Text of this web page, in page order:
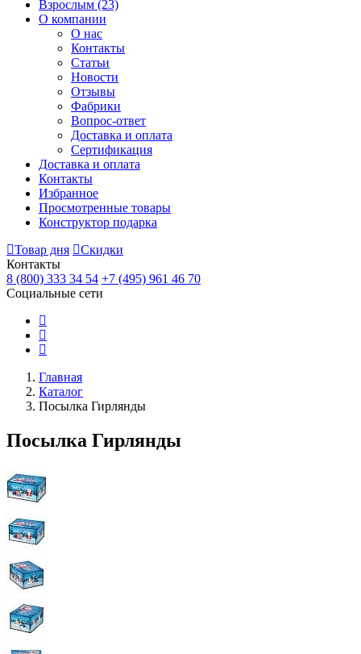
Взрослым (23)
О компании
О нас
Контакты
Статьи
Новости
Отзывы
Фабрики
Вопрос-ответ
Доставка и оплата
Сертификация
Доставка и оплата
Контакты
Избранное
Просмотренные товары
Конструктор подарка
Товар дня
Скидки
Контакты
8 (800) 333 34 54 +7 (495) 961 46 70
Социальные сети
Главная
Каталог
Посылка Гирлянды
Посылка Гирлянды